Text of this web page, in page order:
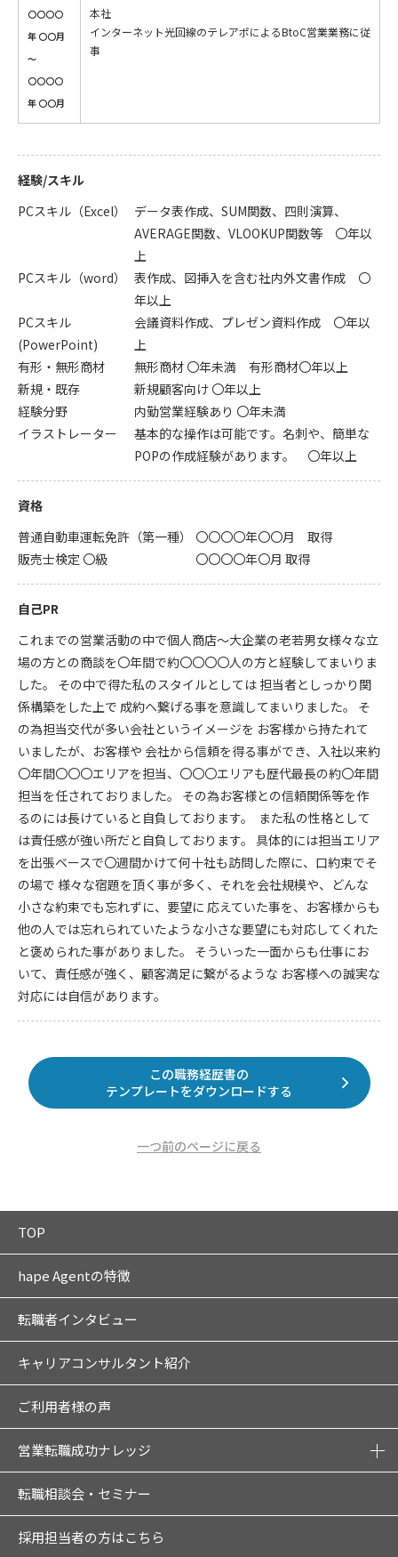
〇〇〇〇
年 〇〇月
～
〇〇〇〇
年 〇〇月
本社
インターネット光回線のテレアポによるBtoC営業業務に従
事
経験/スキル
PCスキル（Excel）
データ表作成、SUM関数、四則演算、
AVERAGE関数、VLOOKUP関数等 〇年以
上
PCスキル（word）
表作成、図挿入を含む社内外文書作成 〇
年以上
PCスキル
(PowerPoint)
会議資料作成、プレゼン資料作成 〇年以
上
有形・無形商材
無形商材 〇年未満 有形商材〇年以上
新規・既存
新規顧客向け 〇年以上
経験分野
内勤営業経験あり 〇年未満
イラストレーター
基本的な操作は可能です。名刺や、簡単な
POPの作成経験があります。 〇年以上
資格
普通自動車運転免許（第一種）
〇〇〇〇年〇〇月 取得
販売士検定 〇級
〇〇〇〇年〇月 取得
自己PR
これまでの営業活動の中で個人商店～大企業の老若男女様々な立
場の方との商談を〇年間で約〇〇〇〇人の方と経験してまいりま
した。 その中で得た私のスタイルとしては 担当者としっかり関
係構築をした上で 成約へ繋げる事を意識してまいりました。 そ
の為担当交代が多い会社というイメージを お客様から持たれて
いましたが、お客様や 会社から信頼を得る事ができ、入社以来約
〇年間〇〇〇エリアを担当、〇〇〇エリアも歴代最長の約〇年間
担当を任されておりました。 その為お客様との信頼関係等を作
るのには長けていると自負しております。 また私の性格として
は責任感が強い所だと自負しております。 具体的には担当エリア
を出張ベースで〇週間かけて何十社も訪問した際に、口約束でそ
の場で 様々な宿題を頂く事が多く、それを会社規模や、どんな
小さな約束でも忘れずに、要望に 応えていた事を、お客様からも
他の人では忘れられていたような小さな要望にも対応してくれた
と褒められた事がありました。 そういった一面からも仕事にお
いて、責任感が強く、顧客満足に繋がるような お客様への誠実な
対応には自信があります。
この職務経歴書の
テンプレートをダウンロードする
一つ前のページに戻る
TOP
hape Agentの特徴
転職者インタビュー
キャリアコンサルタント紹介
ご利用者様の声
営業転職成功ナレッジ
転職相談会・セミナー
採用担当者の方はこちら